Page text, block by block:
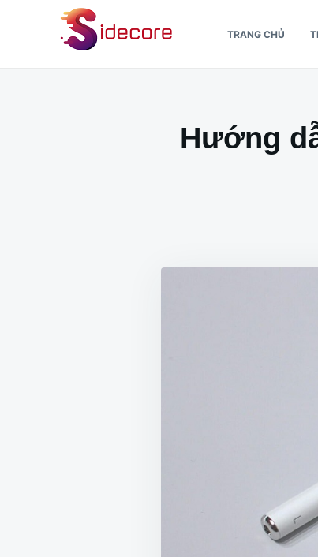
Tìm
kiếm
TRANG CHỦ
Hướng